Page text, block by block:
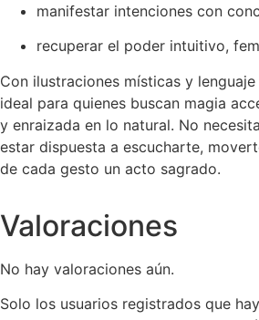
manifestar intenciones con
recuperar el poder intuitivo,
Con ilustraciones místicas y
ideal para quienes buscan magia
y enraizada en lo natural. No
estar dispuesta a escucharte,
de cada gesto un acto sagrado.
Valoraciones
No hay valoraciones aún.
Solo los usuarios registrados que